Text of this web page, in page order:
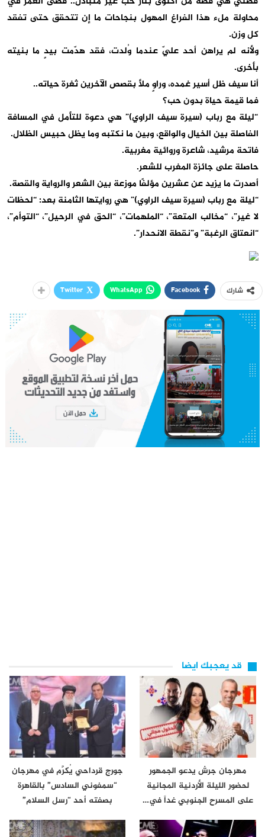
محاولة ملء هذا الفراغ المهول بنجاحات ما إن تتحقق حتى تفقد
كل وزن.
ولأنه لم يراهن أحد عليّ عندما وُلدت، فقد هدّمت بيدٍ ما بنيته
بأخرى.
أنا سيف ظل أسير غمده، وراوٍ ملأ بقصص الآخرين ثغرة حياته..
فما قيمة حياة بدون حب؟
“ليلة مع رباب (سيرة سيف الراوي)” هي دعوة للتأمل في المسافة
الفاصلة بين الخيال والواقع، وبين ما نكتبه وما يظل حبيس الظلال.
فاتحة مرشيد، شاعرة وروائية مغربية.
حاصلة على جائزة المغرب للشعر.
أصدرت ما يزيد عن عشرين مؤلفًا موزعة بين الشعر والرواية والقصة.
“ليلة مع رباب (سيرة سيف الراوي)” هي روايتها الثامنة بعد: “لحظات
لا غير”، “مخالب المتعة”، “الملهمات”، “الحق في الرحيل”، “التوأم”،
“انعتاق الرغبة” و”نقطة الانحدار”.
شارك Facebook
WhatsApp
Twitter
قد يعجبك ايضا
مهرجان جرش يدعو الجمهور
لحضور الليلة الأردنية المجانية
على المسرح الجنوبي غداً في…
جورج قرداحي يُكرَّم في مهرجان
“سمفوني السادس” بالقاهرة
بصفته أحد “رسل السلام”